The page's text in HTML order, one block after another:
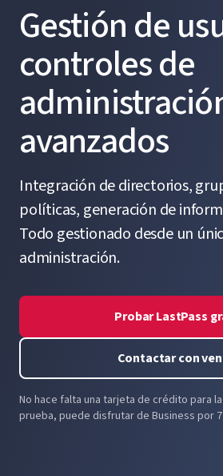
Gestión de
controles de
avanzados
Integración de directorios,
políticas, generación de
Todo gestionado desde un
administración.
Probar LastPass
Contactar con
No hace falta una tarjeta de crédito para
prueba, puede disfrutar de Business por